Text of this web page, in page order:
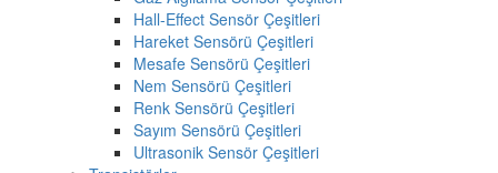
Hall-Effect Sensör Çeşitleri
Hareket Sensörü Çeşitleri
Mesafe Sensörü Çeşitleri
Nem Sensörü Çeşitleri
Renk Sensörü Çeşitleri
Sayım Sensörü Çeşitleri
Ultrasonik Sensör Çeşitleri